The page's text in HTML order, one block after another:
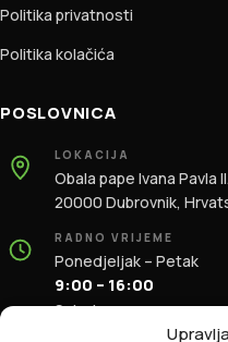
Politika privatnosti
Politika kolačića
POSLOVNICA
LOKACIJA
Obala pape Ivana Pavla
20000 Dubrovnik,
RADNO VRIJEME
Ponedjeljak – Petak
9:00 – 16:00
Subota